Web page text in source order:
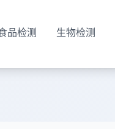
品检测 生物检测